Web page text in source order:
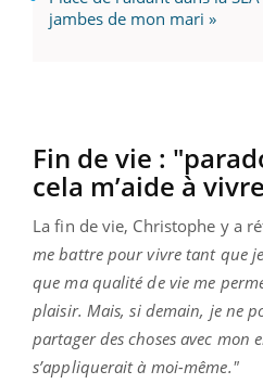
jambes de mon mari »
Fin de vie :
cela m’aide à
La fin de vie, Christophe y a
me battre pour vivre tant que
que ma qualité de vie me
plaisir. Mais, si demain, je ne
partager des choses avec mon
s’appliquerait à moi-même."